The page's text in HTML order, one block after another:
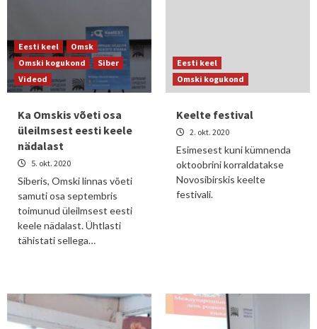
Eesti keel
Omsk
Omski kogukond
Siber
Videod
Ka Omskis võeti osa
üleilmsest eesti keele
nädalast
5. okt. 2020
Siberis, Omski linnas võeti
samuti osa septembris
toimunud üleilmsest eesti
keele nädalast. Ühtlasti
tähistati sellega…
Eesti keel
Omski kogukond
Keelte festival
2. okt. 2020
Esimesest kuni kümnenda
oktoobrini korraldatakse
Novosibirskis keelte
festivali.